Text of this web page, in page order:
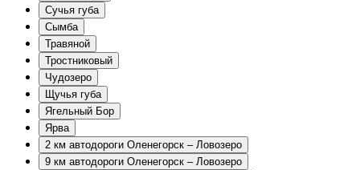
Сучья губа
Сымба
Травяной
Тростниковый
Чудозеро
Щучья губа
Ягельный Бор
Ярва
2 км автодороги Оленегорск – Ловозеро
9 км автодороги Оленегорск – Ловозеро